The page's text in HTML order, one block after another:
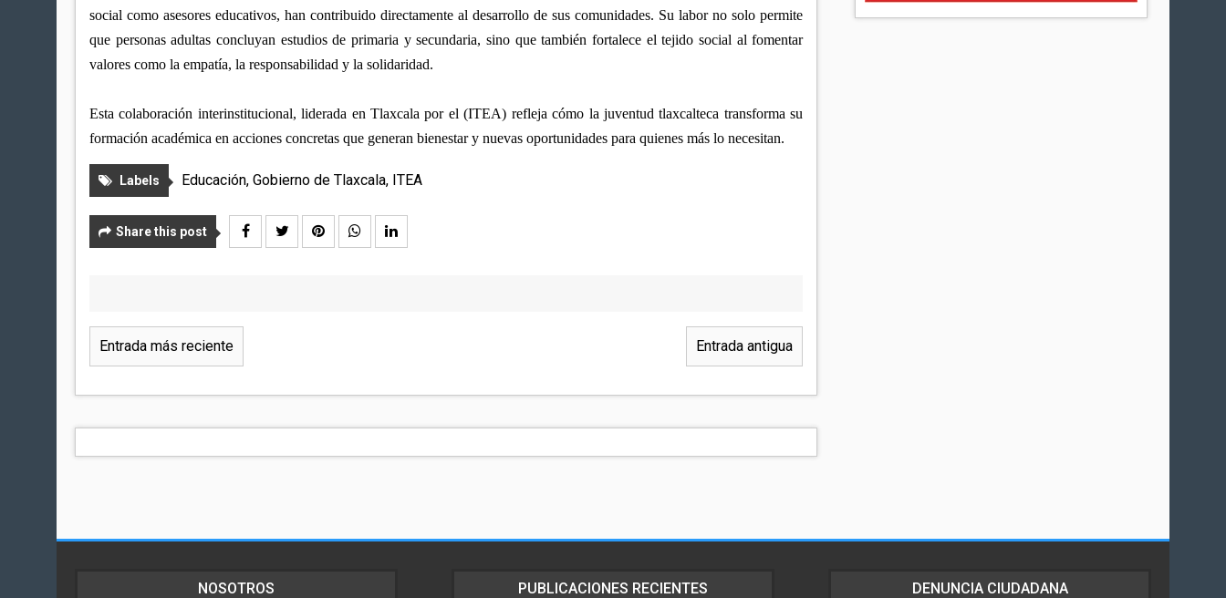
social como asesores educativos, han contribuido directamente al desarrollo de sus comunidades. Su labor no solo permite
que personas adultas concluyan estudios de primaria y secundaria, sino que también fortalece el tejido social al fomentar
valores como la empatía, la responsabilidad y la solidaridad.
Esta colaboración interinstitucional, liderada en Tlaxcala por el (ITEA) refleja cómo la juventud tlaxcalteca transforma su
formación académica en acciones concretas que generan bienestar y nuevas oportunidades para quienes más lo necesitan.
Labels Educación, Gobierno de Tlaxcala, ITEA
Share this post
Entrada más reciente Entrada antigua
NOSOTROS PUBLICACIONES RECIENTES DENUNCIA CIUDADANA